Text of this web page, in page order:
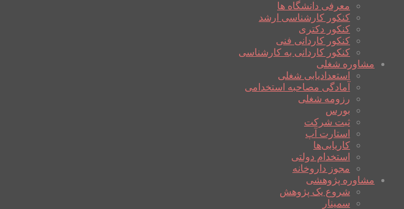
معرفی دانشگاه ها
کنکور کارشناسی ارشد
کنکور دکتری
کنکور کاردانی فنی
کنکور کاردانی به کارشناسی
مشاوره شغلی
استعدادیابی شغلی
آمادگی مصاحبه استخدامی
رزومه شغلی
بورس
ثبت شرکت
استارت آپ
کاریابی‌ها
استخدام دولتی
مجوز داروخانه
مشاوره پژوهشی
شروع یک پژوهش
سمینار